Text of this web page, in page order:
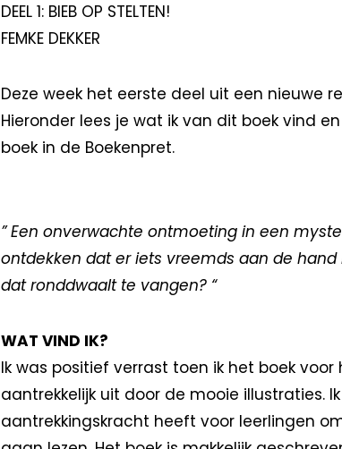
DEEL 1: BIEB OP STELTEN!
FEMKE DEKKER
Deze week het eerste deel uit een nieuwe
Hieronder lees je wat ik van dit boek vind
boek in de Boekenpret.
” Een onverwachte ontmoeting in een
ontdekken dat er iets vreemds aan de
dat ronddwaalt te vangen? “
WAT VIND IK?
Ik was positief verrast toen ik het boek
aantrekkelijk uit door de mooie illustraties.
aantrekkingskracht heeft voor leerlingen